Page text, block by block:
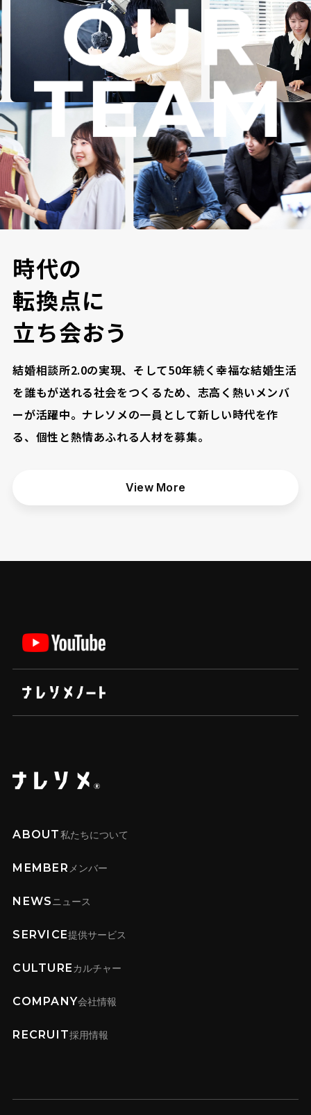
時代の
転換点に
立ち会おう
結婚相談所2.0の実現、そして50年続く幸福な結婚生活
を誰もが送れる社会をつくるため、志高く熱いメンバ
ーが活躍中。ナレソメの一員として新しい時代を作
る、個性と熱情あふれる人材を募集。
View More
ABOUT私たちについて
MEMBER メンバー
NEWSニュース
SERVICE提供サービス
CULTURE カルチャー
COMPANY会社情報
RECRUIT採用情報